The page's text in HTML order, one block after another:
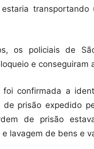
os policiais de
e conseguiram
foi confirmada a
de prisão expedido
de prisão
lavagem de bens e